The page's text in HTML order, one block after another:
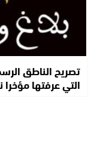
تصريح الناطق
التي عرفتها